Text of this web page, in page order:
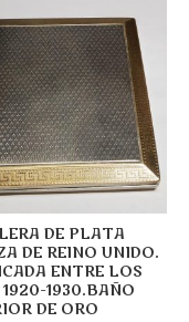
DE PLATA
DE REINO UNIDO.
ENTRE LOS
1930.BAÑO
DE ORO